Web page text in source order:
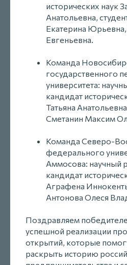
исторических наук
Анатольевна,
Екатерина
Евгеньевна.
Команда
государственного
университета:
кандидат
Татьяна
Сметанин Максим
Команда Северо-
федерального
Аммосова: научный
кандидат
Аграфена
Антонова Олеся
Поздравляем
успешной реализации
открытий, которые
раскрыть историю